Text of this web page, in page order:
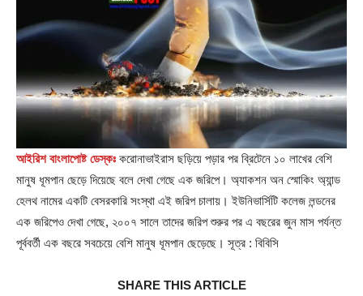
আইরিশ বাংলাপোষ্ট ডেস্কঃ করোনাভাইরাস ছড়িয়ে পড়ার পর ব্রিটেনে ১০ লাখের বেশি
মানুষ ধূমপান ছেড়ে দিয়েছে বলে দেখা গেছে এক জরিপে। অ্যাকশন অন স্মোকিং অ্যান্ড
হেলথ নামের একটি বেসরকারি সংস্থা এই জরিপ চালায়। ইউনিভার্সিটি কলেজ লন্ডনের
এক জরিপেও দেখা গেছে, ২০০৭ সালে তাদের জরিপ শুরুর পর এ বছরের জুন মাস পর্যন্ত
পূর্ববর্তী এক বছরে সবচেয়ে বেশি মানুষ ধূমপান ছেড়েছে। সূত্র : বিবিসি
SHARE THIS ARTICLE